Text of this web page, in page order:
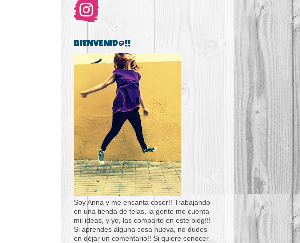
BIENVENID@!!
Soy Anna y me encanta coser!! Trabajando
en una tienda de telas, la gente me cuenta
mil ideas, y yo, las comparto en este blog!!!
Si aprendes alguna cosa nueva, no dudes
en dejar un comentario!! Si quiere conocer